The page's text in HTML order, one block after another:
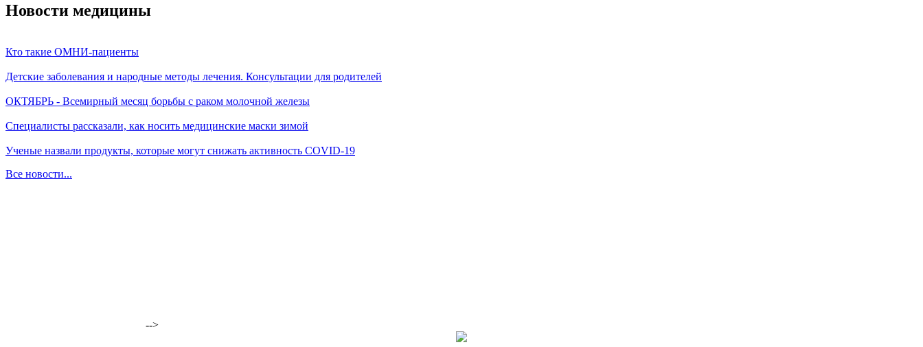
Новости медицины
Кто такие ОМНИ-пациенты
Детские заболевания и народные методы лечения. Консультации для родителей
ОКТЯБРЬ - Всемирный месяц борьбы с раком молочной железы
Специалисты рассказали, как носить медицинские маски зимой
Ученые назвали продукты, которые могут снижать активность COVID-19
Все новости...
-->